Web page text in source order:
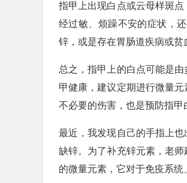
指甲上出现白点或云母样斑
经过敏、烦躁不安的症状，
锌，或是存在胃肠道疾病或贫
总之，指甲上的白点可能是
甲健康，建议定期进行微量
不必要的伤害，也是预防指甲
最近，我发现自己的手指上
缺锌。为了补充锌元素，老
的微量元素，它对于免疫系统